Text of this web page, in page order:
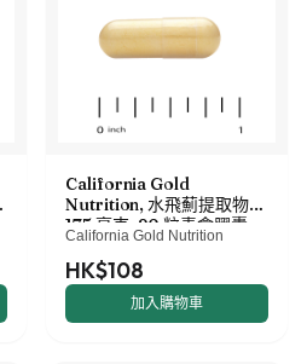
California Gold
Nutrition, 水飛薊提取物，
175 毫克，90 粒素食膠囊
California Gold Nutrition
HK$108
加入購物車